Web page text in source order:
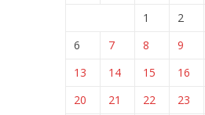
1
2
6
7 8 9
13
14 15 16
20
21 22 23